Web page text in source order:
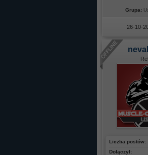
Grupa:
26-10-
Liczba postów:
Dołączył: